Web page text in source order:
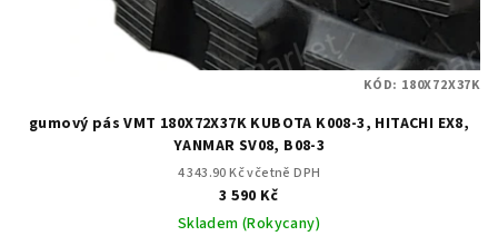
gumový pás VMT 180X72X37K KUBOTA K008-3, HITACHI EX8,
YANMAR SV08, B08-3
4 343.90 Kč včetně DPH
3 590 Kč
Skladem (Rokycany)
KÓD: 180X72X37K